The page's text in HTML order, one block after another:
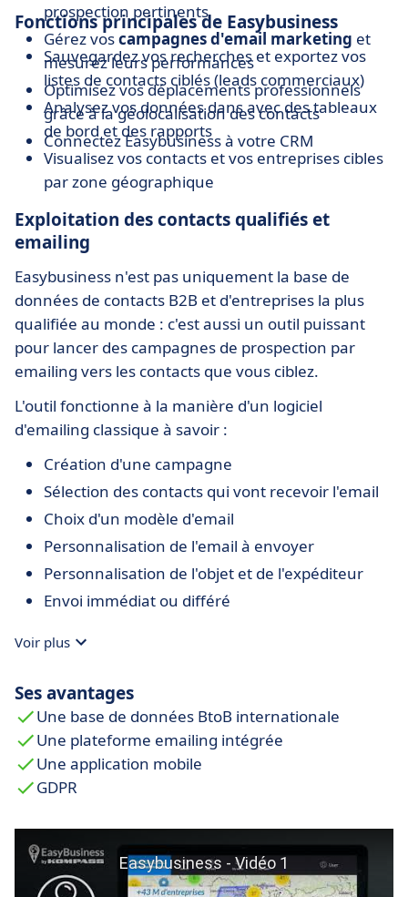
prospection pertinents
Gérez voscampagnes d'email marketing et
mesurez leurs performances
Optimisez vos déplacements professionnels
grâce à la géolocalisation des contacts
Connectez Easybusiness à votre CRM
Fonctions principales de Easybusiness
Sauvegardez vos recherches et exportez vos
listes de contacts ciblés (leads commerciaux)
Analysez vos données dans avec des tableaux
de bord et des rapports
Visualisez vos contacts et vos entreprises cibles
par zone géographique
Exploitation des contacts qualifiés et
emailing
Easybusiness n'est pas uniquement la base de
données de contacts B2B et d'entreprises la plus
qualifiée au monde : c'est aussi un outil puissant
pour lancer des campagnes de prospection par
emailing vers les contacts que vous ciblez.
L'outil fonctionne à la manière d'un logiciel
d'emailing classique à savoir :
Création d'une campagne
Sélection des contacts qui vont recevoir l'email
Choix d'un modèle d'email
Personnalisation de l'email à envoyer
Personnalisation de l'objet et de l'expéditeur
Envoi immédiat ou différé
Voir plus
Ses avantages
Une base de données BtoB internationale
Une plateforme emailing intégrée
Une application mobile
GDPR